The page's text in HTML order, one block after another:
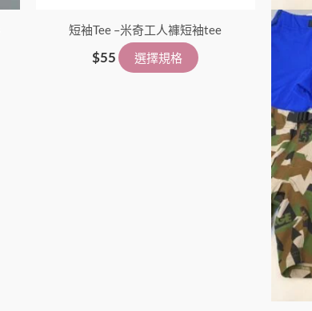
短袖Tee –米奇工人褲短袖tee
$55 選擇規格
選
擇